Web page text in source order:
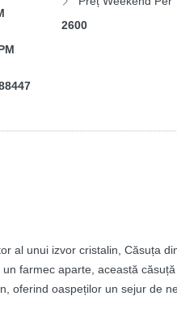
2600
al unui izvor cristalin, Căsuța
farmec aparte, această
oferind oaspeților un sejur de